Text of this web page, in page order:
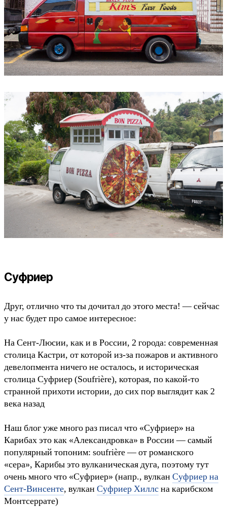
Суфриер
Друг, отлично что ты дочитал до этого места! — сейчас
у нас будет про самое интересное:
На Сент-Люсии, как и в России, 2 города: современная
столица Кастри, от которой из-за пожаров и активного
девелопмента ничего не осталось, и историческая
столица Суфриер (Soufrière), которая, по какой-то
странной прихоти истории, до сих пор выглядит как 2
века назад
Наш блог уже много раз писал что «Суфриер» на
Карибах это как «Александровка» в России — самый
популярный топоним: soufrière — от романского
«сера», Карибы это вулканическая дуга, поэтому тут
очень много что «Суфриер» (напр., вулкан Суфриер на
Сент-Винсенте, вулкан Суфриер Хиллсна карибском
Монтсеррате)